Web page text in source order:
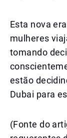
Esta nova
mulheres
tomando
estão
Dubai para
(Fonte do